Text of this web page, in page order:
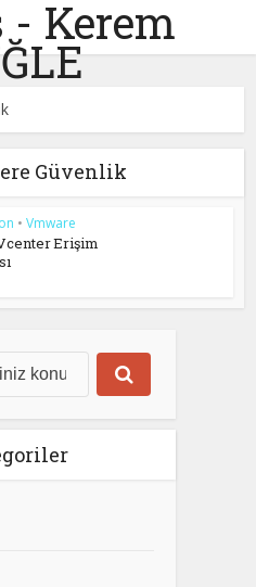
- Kerem
Güvenlik
• Vmware
Erişim